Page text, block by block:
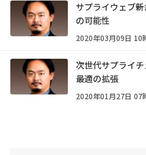
サプライウェブ――
の可能性
2020年03月09日 10
次世代サプライ
最適の拡張
2020年01月27日 07